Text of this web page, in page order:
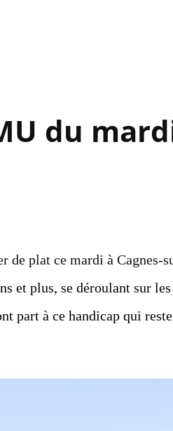
du
de plat ce mardi à Cagnes-
et plus, se déroulant sur
part à ce handicap qui